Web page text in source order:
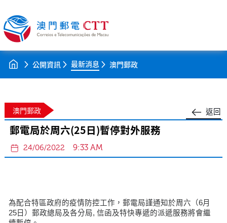
公開資訊 最新消息 澳門郵政
返回
澳門郵政
郵電局於周六(25日)暫停對外服務
24/06/2022 9:33 AM
為配合特區政府的疫情防控工作，郵電局謹通知於周六（6月
25日）郵政總局及各分局, 信函及特快專遞的派遞服務將會繼